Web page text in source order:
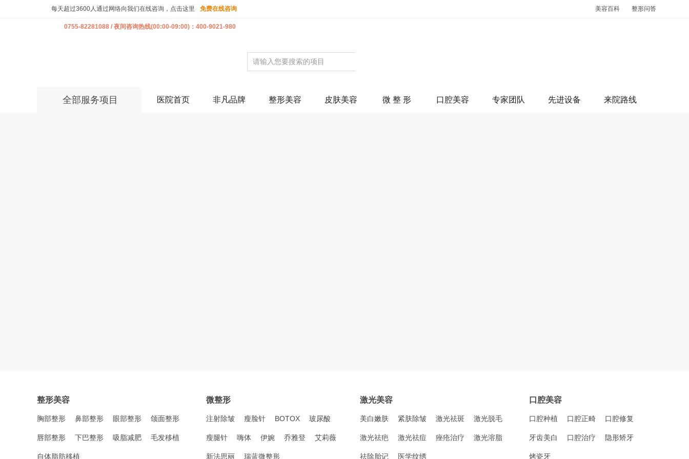
每天超过3600人通过网络向我们在线咨询，点击这里 免费在线咨询
0755-82281088 / 夜间咨询热线(00:00-09:00)：400-9021-980
美容百科 整形问答
全部服务项目 医院首页 非凡品牌 整形美容 皮肤美容 微 整 形 口腔美容 专家团队 先进设备 来院路线
整形美容
胸部整形 鼻部整形 眼部整形 颌面整形
唇部整形 下巴整形 吸脂减肥 毛发移植
自体脂肪移植
微整形
注射除皱 瘦脸针 BOTOX 玻尿酸
瘦腿针 嗨体 伊婉 乔雅登 艾莉薇
新法思丽 瑞蓝微整形
激光美容
美白嫩肤 紧肤除皱 激光祛斑 激光脱毛
激光祛疤 激光祛痘 痤疮治疗 激光溶脂
祛除胎记 医学纹绣
口腔美容
口腔种植 口腔正畸 口腔修复
牙齿美白 口腔治疗 隐形矫牙
烤瓷牙